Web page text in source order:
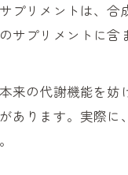
信頼性を見極める
ニック習慣
習慣化のすすめ
長く続けるコツ
支持される理由
リメントは、
プリメントに
の代謝機能を
ります。実際